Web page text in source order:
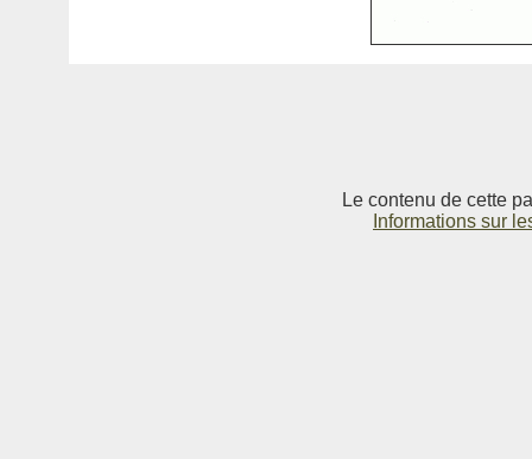
Le contenu de cette
Informations sur